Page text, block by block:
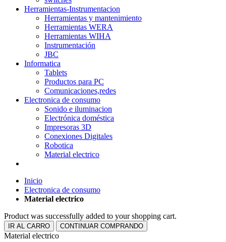
Herramientas-Instrumentacion
Herramientas y mantenimiento
Herramientas WERA
Herramientas WIHA
Instrumentación
JBC
Informatica
Tablets
Productos para PC
Comunicaciones,redes
Electronica de consumo
Sonido e iluminacion
Electrónica doméstica
Impresoras 3D
Conexiones Digitales
Robotica
Material electrico
Inicio
Electronica de consumo
Material electrico
Product was successfully added to your shopping cart.
IR AL CARRO CONTINUAR COMPRANDO
Material electrico